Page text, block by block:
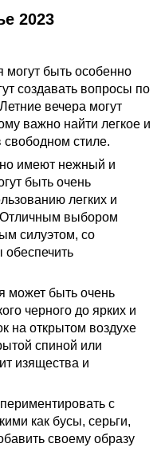
2023
могут быть особенно
создавать вопросы по
вечера могут
важно найти легкое и
свободном стиле.
имеют нежный и
быть очень
легких и
Отличным выбором
силуэтом, со
может быть очень
черного до ярких и
на открытом воздухе
спиной или
изящества и
с
как бусы, серьги,
своему образу